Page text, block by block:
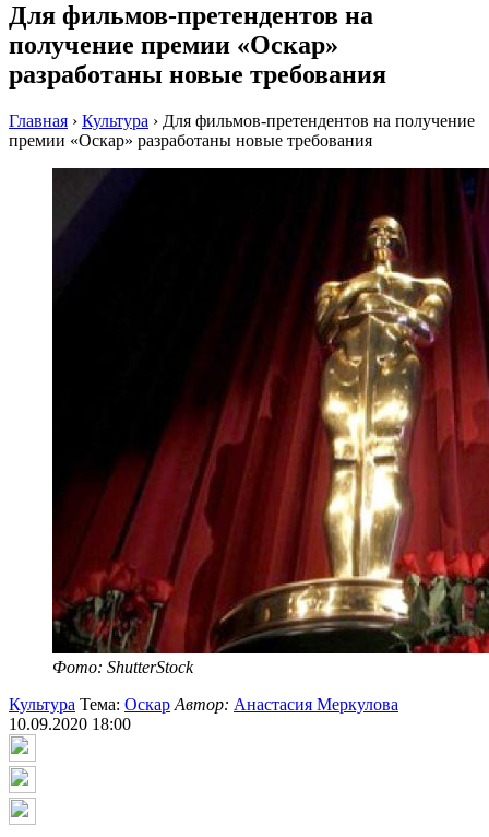
Для фильмов-претендентов на
получение премии «Оскар»
разработаны новые требования
Главная › Культура › Для фильмов-претендентов на получение
премии «Оскар» разработаны новые требования
Фото: ShutterStock
Культура Тема: Оскар Автор: Анастасия Меркулова
10.09.2020 18:00